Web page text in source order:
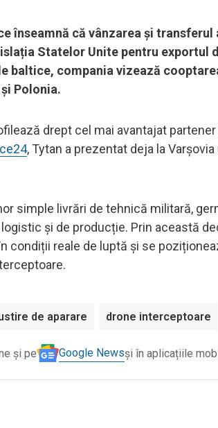
înseamnă că vânzarea și transferul
Statelor Unite pentru exportul
baltice, compania vizează
Polonia.
drept cel mai avantajat
, Tytan a prezentat deja la
simple livrări de tehnică militară,
și de producție. Prin această
condiții reale de luptă și se
de aparare drone interceptoare
și pe Google Newsși în aplicațiile